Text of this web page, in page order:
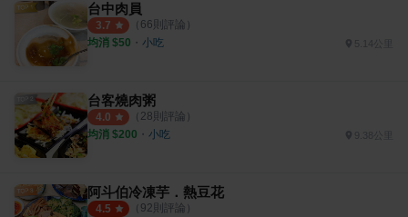
台中肉員
3.7 （ 66則評論）
均消 $50 ・ 小吃 5.14公里
台客燒肉粥
4.0 （ 28則評論）
均消 $200 ・ 小吃
阿斗伯冷凍芋．熱豆花
4.5 （ 92則評論）